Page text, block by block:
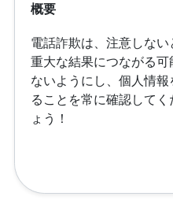
概要
電話詐欺は、注意しな
重大な結果につながる
ないようにし、個人情
ることを常に確認して
ょう！